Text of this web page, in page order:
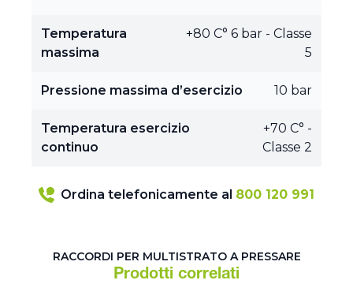
Temperatura
massima
+80 C° 6 bar - Classe
5
Pressione massima d’esercizio 10 bar
Temperatura esercizio
continuo
+70 C° -
Classe 2
Ordina telefonicamente al 800 120 991
RACCORDI PER MULTISTRATO A PRESSARE
Prodotti correlati